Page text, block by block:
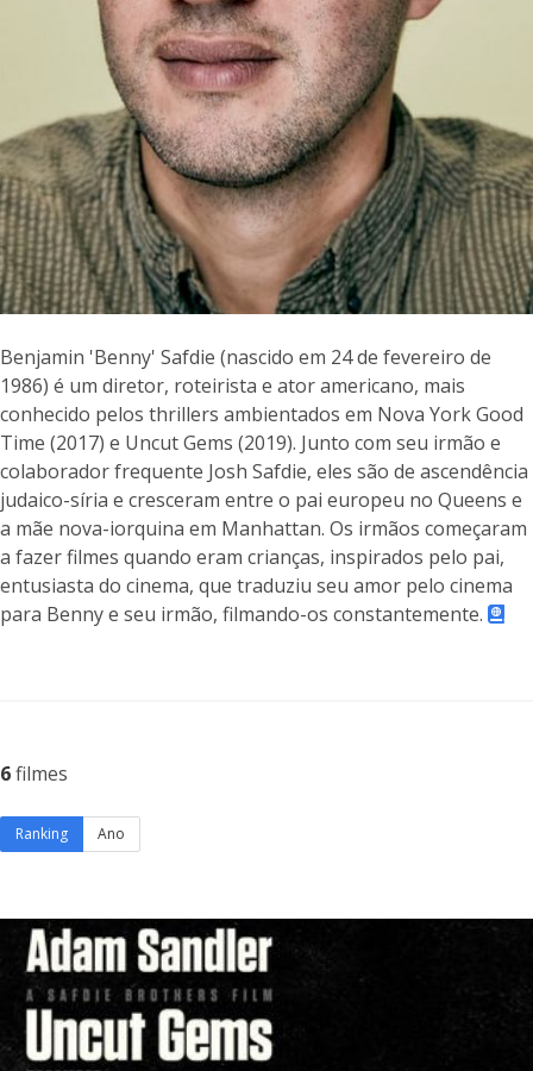
Benjamin 'Benny' Safdie (nascido em 24 de fevereiro de
1986) é um diretor, roteirista e ator americano, mais
conhecido pelos thrillers ambientados em Nova York Good
Time (2017) e Uncut Gems (2019). Junto com seu irmão e
colaborador frequente Josh Safdie, eles são de ascendência
judaico-síria e cresceram entre o pai europeu no Queens e
a mãe nova-iorquina em Manhattan. Os irmãos começaram
a fazer filmes quando eram crianças, inspirados pelo pai,
entusiasta do cinema, que traduziu seu amor pelo cinema
para Benny e seu irmão, filmando-os constantemente.
6filmes
Ranking Ano